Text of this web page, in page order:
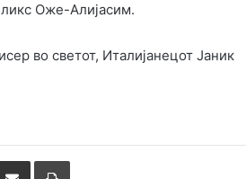
Оже-Алијасим.
во светот, Италијанецот Јаник
Сподели преку Е-маил Испринтај